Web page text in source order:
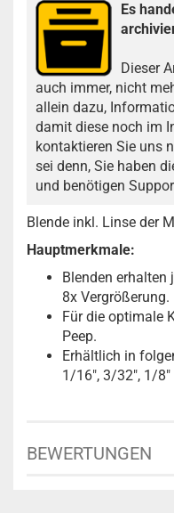
Es
Dieser
auch immer, nicht
allein dazu,
damit diese noch im
kontaktieren Sie uns
sei denn, Sie haben
und benötigen
Blende inkl. Linse der
Hauptmerkmale:
Blenden erhalten
8x Vergrößerung.
Für die optimale
Peep.
Erhältlich in
1/16″, 3/32″, 1/
BEWERTUNGEN